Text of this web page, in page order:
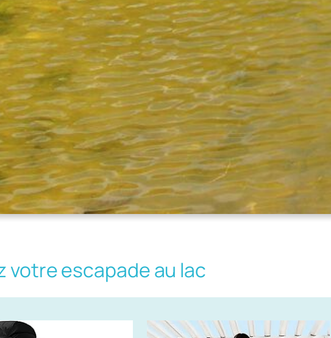
votre escapade au lac